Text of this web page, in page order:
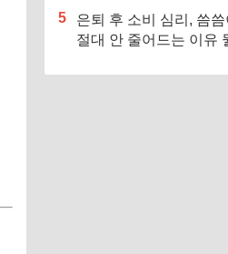
5
은퇴 후 소비 심리, 씀
절대 안 줄어드는 이유